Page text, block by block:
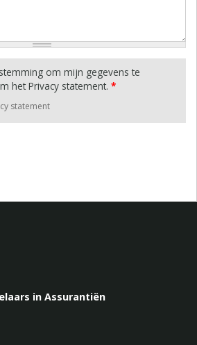
om mijn gegevens te
het Privacy statement. *
statement
in Assurantiën